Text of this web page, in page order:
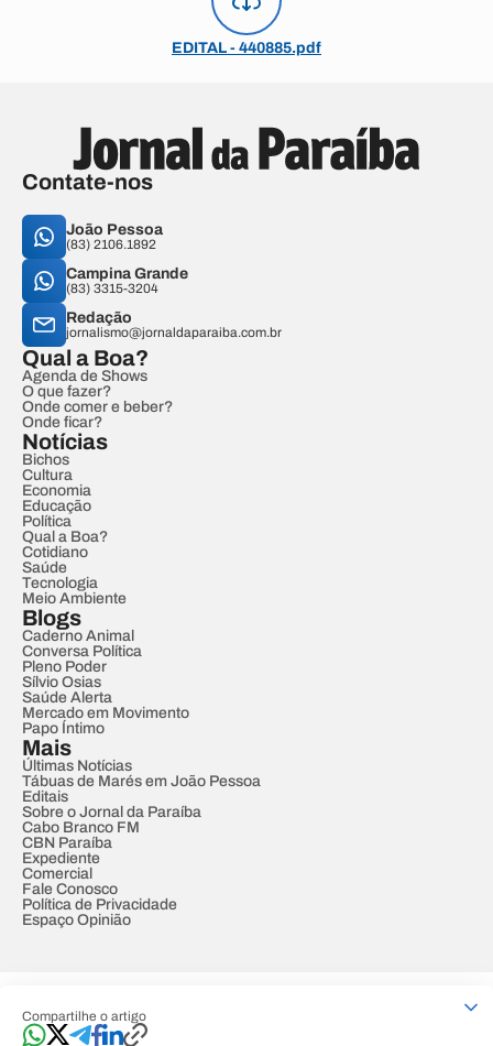
Compartilhe o artigo
EDITAL - 440885.pdf
Contate-nos
João Pessoa
(83) 2106.1892
Campina Grande
(83) 3315-3204
Redação
jornalismo@jornaldaparaiba.com.br
Qual a Boa?
Agenda de Shows
O que fazer?
Onde comer e beber?
Onde ficar?
Notícias
Bichos
Cultura
Economia
Educação
Política
Qual a Boa?
Cotidiano
Saúde
Tecnologia
Meio Ambiente
Blogs
Caderno Animal
Conversa Política
Pleno Poder
Sílvio Osias
Saúde Alerta
Mercado em Movimento
Papo Íntimo
Mais
Últimas Notícias
Tábuas de Marés em João Pessoa
Editais
Sobre o Jornal da Paraíba
Cabo Branco FM
CBN Paraíba
Expediente
Comercial
Fale Conosco
Política de Privacidade
Espaço Opinião
Developed by Designed by